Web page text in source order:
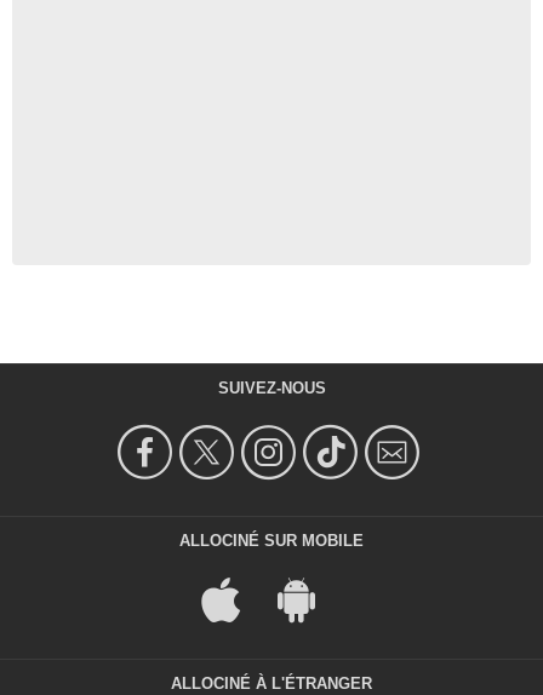
SUIVEZ-NOUS
ALLOCINÉ SUR MOBILE
ALLOCINÉ À L'ÉTRANGER